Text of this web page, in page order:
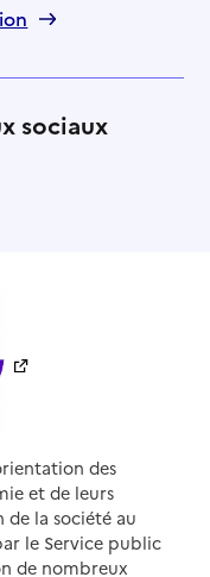
sociaux
des
et de leurs
la société au
le Service public
de nombreux